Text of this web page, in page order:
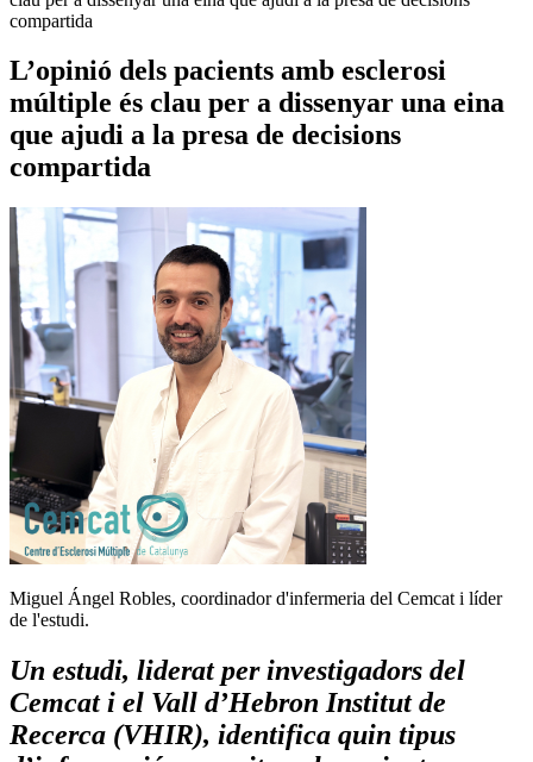
compartida
L’opinió dels pacients amb esclerosi
múltiple és clau per a dissenyar una eina
que ajudi a la presa de decisions
compartida
Miguel Ángel Robles, coordinador d'infermeria del Cemcat i líder
de l'estudi.
Un estudi, liderat per investigadors del
Cemcat i el Vall d’Hebron Institut de
Recerca (VHIR), identifica quin tipus